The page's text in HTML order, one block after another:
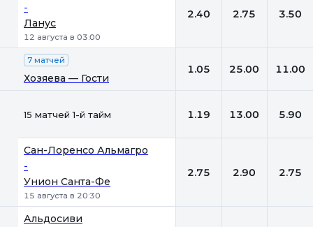
-
Ланус
12 августа в 03:00
2.40 2.75 3.50
7 матчей
Хозяева — Гости
1.05 25.00 11.00
15 матчей 1-й тайм 1.19 13.00 5.90
Сан-Лоренсо Альмагро
-
Унион Санта-Фе
15 августа в 20:30
2.75 2.90 2.75
Альдосиви